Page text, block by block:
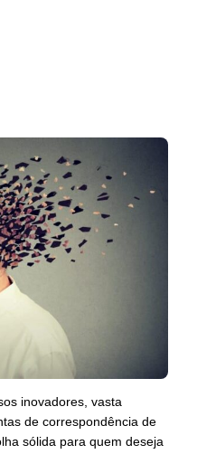
inovadores, vasta
de correspondência de
sólida para quem deseja